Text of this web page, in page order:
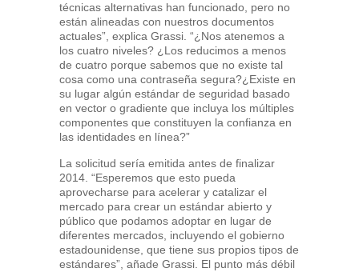
técnicas alternativas han funcionado, pero no
están alineadas con nuestros documentos
actuales”, explica Grassi. “¿Nos atenemos a
los cuatro niveles? ¿Los reducimos a menos
de cuatro porque sabemos que no existe tal
cosa como una contraseña segura?¿Existe en
su lugar algún estándar de seguridad basado
en vector o gradiente que incluya los múltiples
componentes que constituyen la confianza en
las identidades en línea?”
La solicitud sería emitida antes de finalizar
2014. “Esperemos que esto pueda
aprovecharse para acelerar y catalizar el
mercado para crear un estándar abierto y
público que podamos adoptar en lugar de
diferentes mercados, incluyendo el gobierno
estadounidense, que tiene sus propios tipos de
estándares”, añade Grassi. El punto más débil